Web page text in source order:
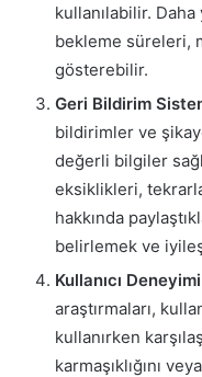
kullanılabilir.
bekleme süreleri,
gösterebilir.
Geri Bildirim
bildirimler ve
değerli bilgiler
eksiklikleri,
hakkında
belirlemek ve
Kullanıcı
araştırmaları,
kullanırken
karmaşıklığını